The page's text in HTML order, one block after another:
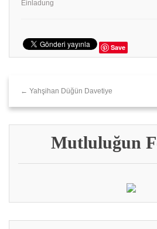
Einladung
Save
← Yahşihan Düğün Davetiye
Mutluluğun